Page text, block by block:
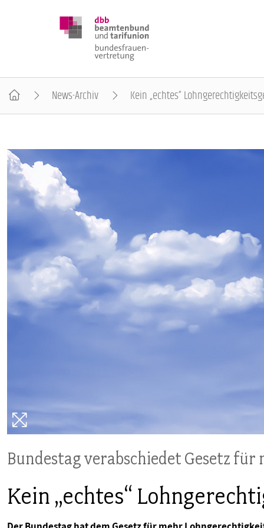
BUNDESTAGSWAHL 2025
POSITIONEN
SCHWERPUNKTTHEMEN
PUBLIKATIONEN
TERMINE & VERANSTALTUNGEN
News-Archiv Kein „echtes“
Bundestag verabschiedet Gesetz
Kein „echtes“